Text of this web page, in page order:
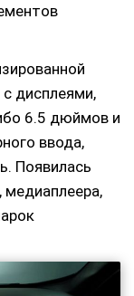
дисплеями,
6.5 дюймов и
ввода,
Появилась
медиаплеера,